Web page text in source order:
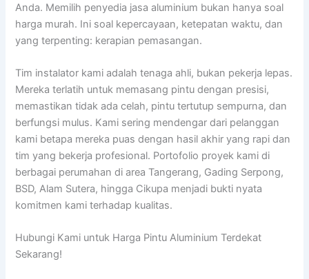
Anda. Memilih penyedia jasa aluminium bukan hanya soal
harga murah. Ini soal kepercayaan, ketepatan waktu, dan
yang terpenting: kerapian pemasangan.
Tim instalator kami adalah tenaga ahli, bukan pekerja lepas.
Mereka terlatih untuk memasang pintu dengan presisi,
memastikan tidak ada celah, pintu tertutup sempurna, dan
berfungsi mulus. Kami sering mendengar dari pelanggan
kami betapa mereka puas dengan hasil akhir yang rapi dan
tim yang bekerja profesional. Portofolio proyek kami di
berbagai perumahan di area Tangerang, Gading Serpong,
BSD, Alam Sutera, hingga Cikupa menjadi bukti nyata
komitmen kami terhadap kualitas.
Hubungi Kami untuk Harga Pintu Aluminium Terdekat
Sekarang!